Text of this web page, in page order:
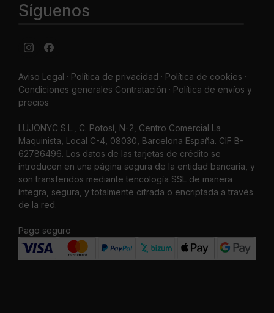
Síguenos
Aviso Legal · Política de privacidad · Política de cookies ·
Condiciones generales Contratación · Política de envíos y
precios
LUJONYC S.L., C. Potosí, N-2, Centro Comercial La
Maquinista, Local C-4, 08030, Barcelona España. CIF B-
62786496. Los datos de las tarjetas de crédito se
introducen en una página segura de la entidad bancaria, y
son transferidos mediante tencología SSL de manera
íntegra, segura, y totalmente cifrada o encriptada a través
de la red.
Pago seguro